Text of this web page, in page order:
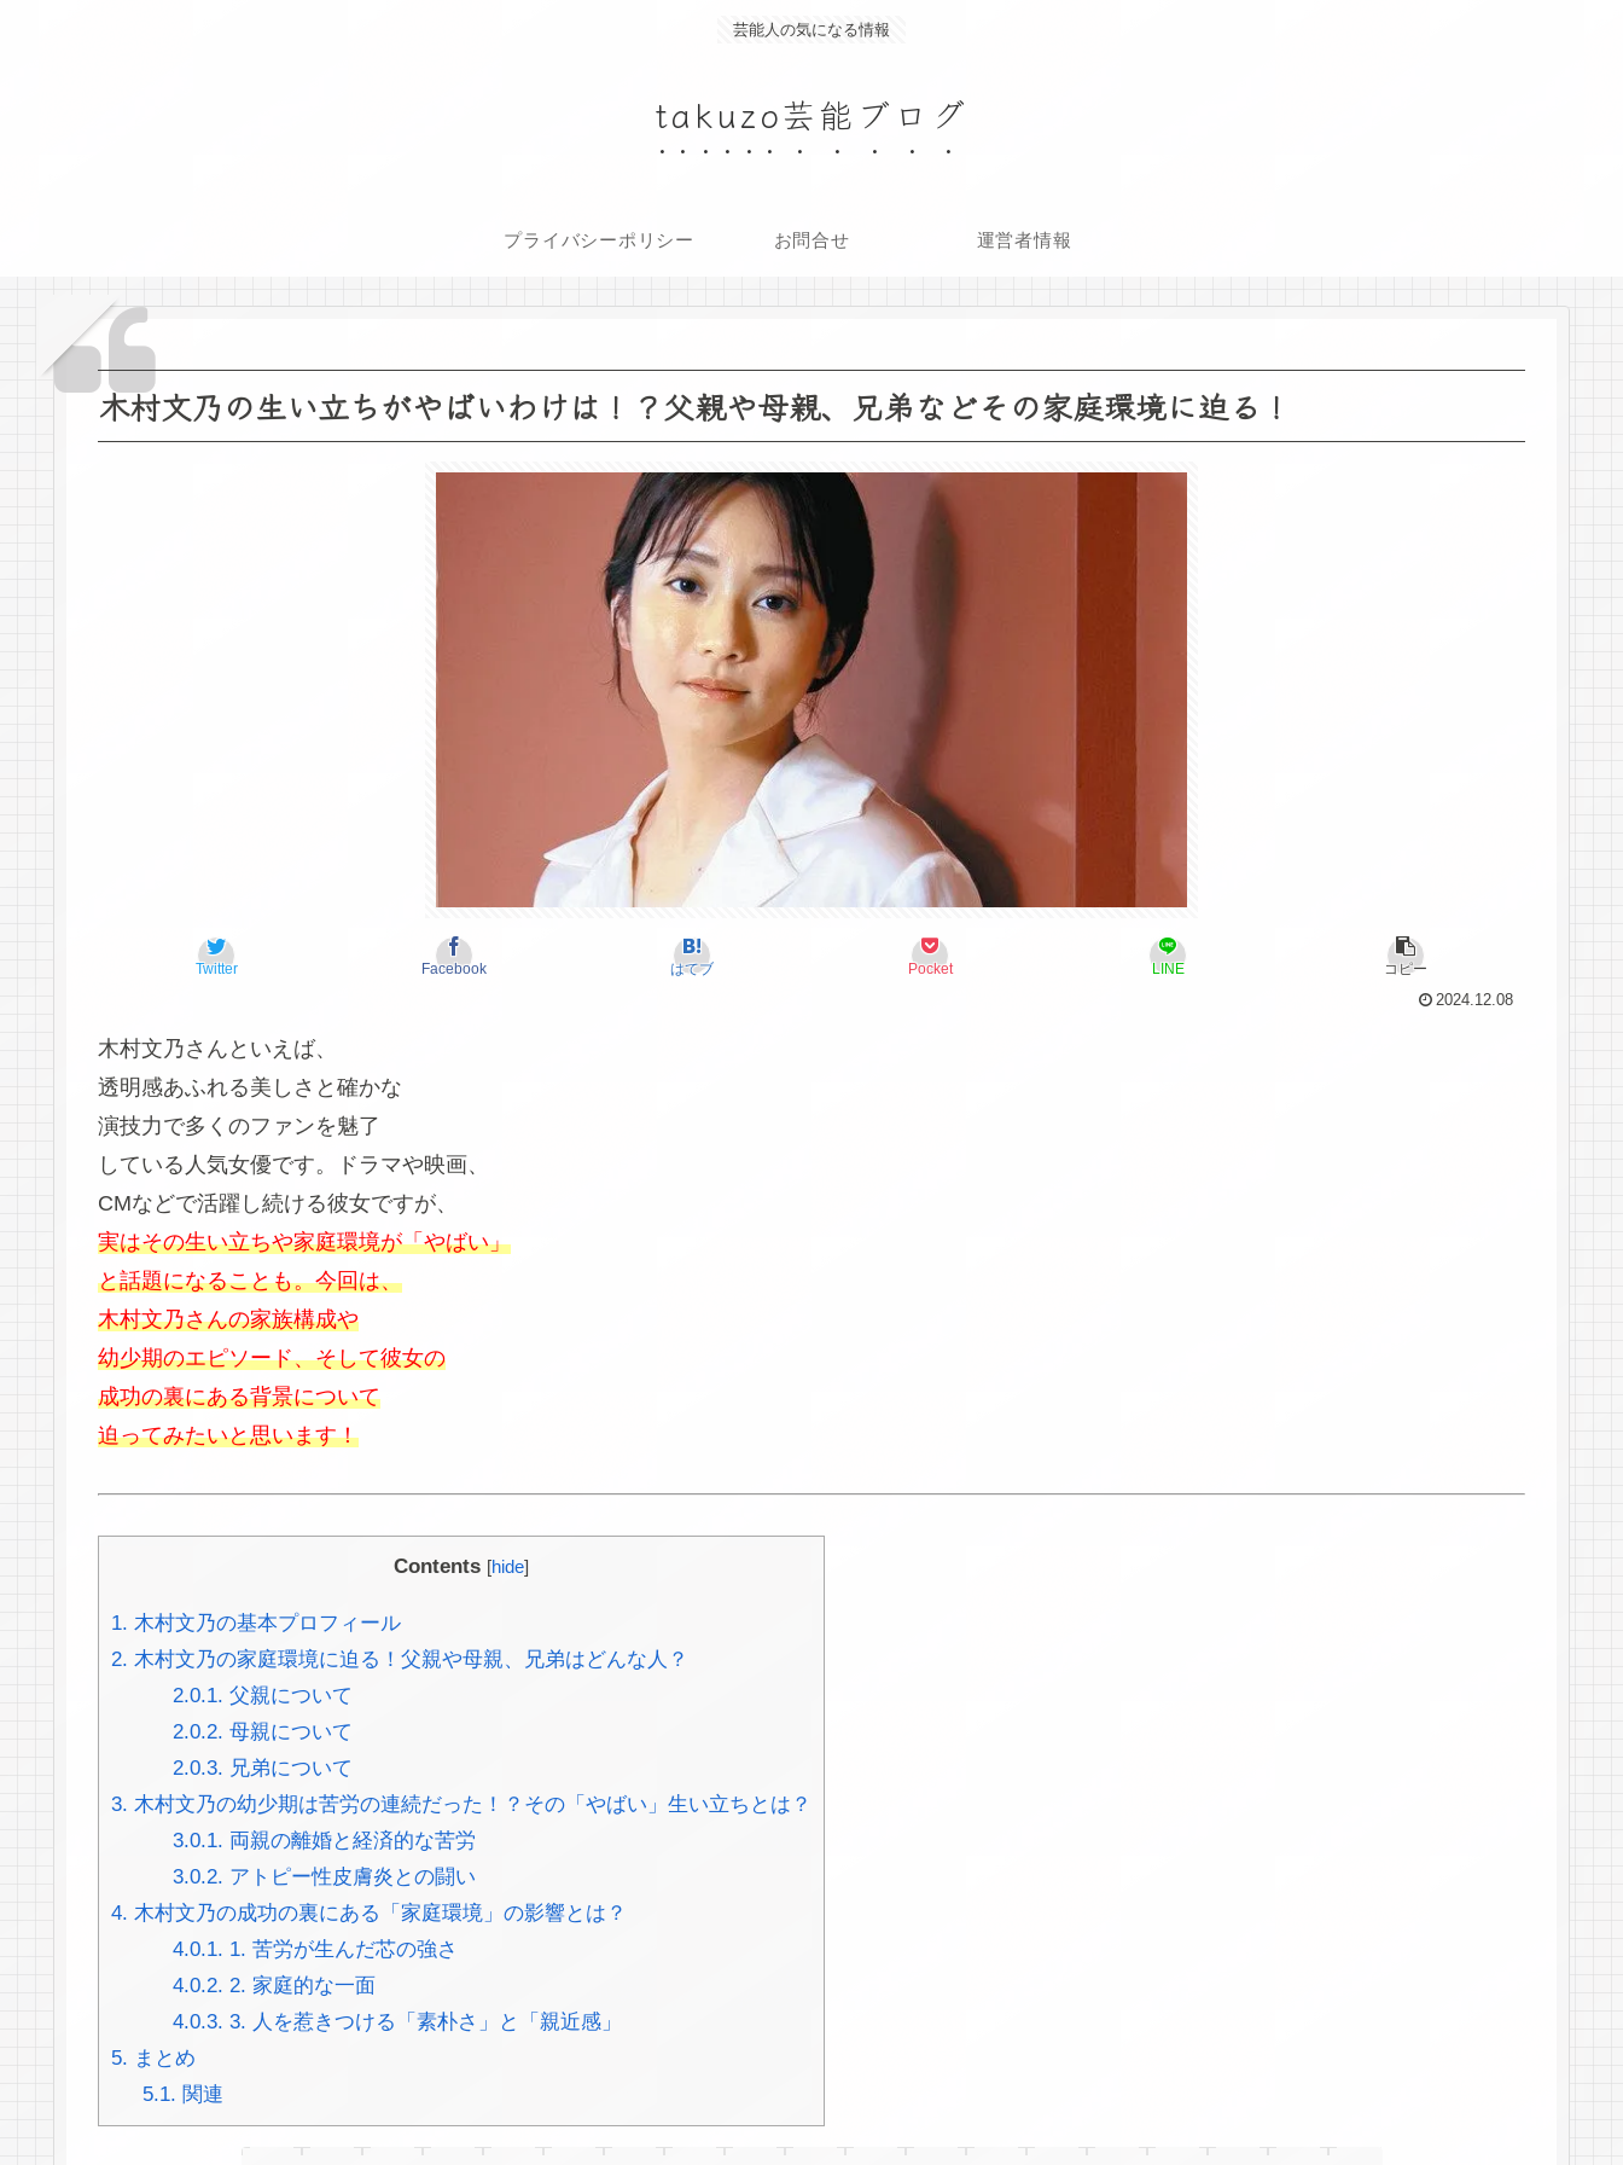
芸能人の気になる情報
takuzo芸能ブログ
プライバシーポリシー お問合せ 運営者情報
木村文乃の生い立ちがやばいわけは！？父親や母親、兄弟などその家庭環境に迫る！
Twitter Facebook はてブ Pocket LINE
コピー
2024.12.08
木村文乃さんといえば、
透明感あふれる美しさと確かな
演技力で多くのファンを魅了
している人気女優です。ドラマや映画、
CMなどで活躍し続ける彼女ですが、
実はその生い立ちや家庭環境が「やばい」
と話題になることも。今回は、
木村文乃さんの家族構成や
幼少期のエピソード、そして彼女の
成功の裏にある背景について
迫ってみたいと思います！
Contents [hide]
1. 木村文乃の基本プロフィール
2. 木村文乃の家庭環境に迫る！父親や母親、兄弟はどんな人？
2.0.1. 父親について
2.0.2. 母親について
2.0.3. 兄弟について
3. 木村文乃の幼少期は苦労の連続だった！？その「やばい」生い立ちとは？
3.0.1. 両親の離婚と経済的な苦労
3.0.2. アトピー性皮膚炎との闘い
4. 木村文乃の成功の裏にある「家庭環境」の影響とは？
4.0.1. 1. 苦労が生んだ芯の強さ
4.0.2. 2. 家庭的な一面
4.0.3. 3. 人を惹きつける「素朴さ」と「親近感」
5. まとめ
5.1. 関連